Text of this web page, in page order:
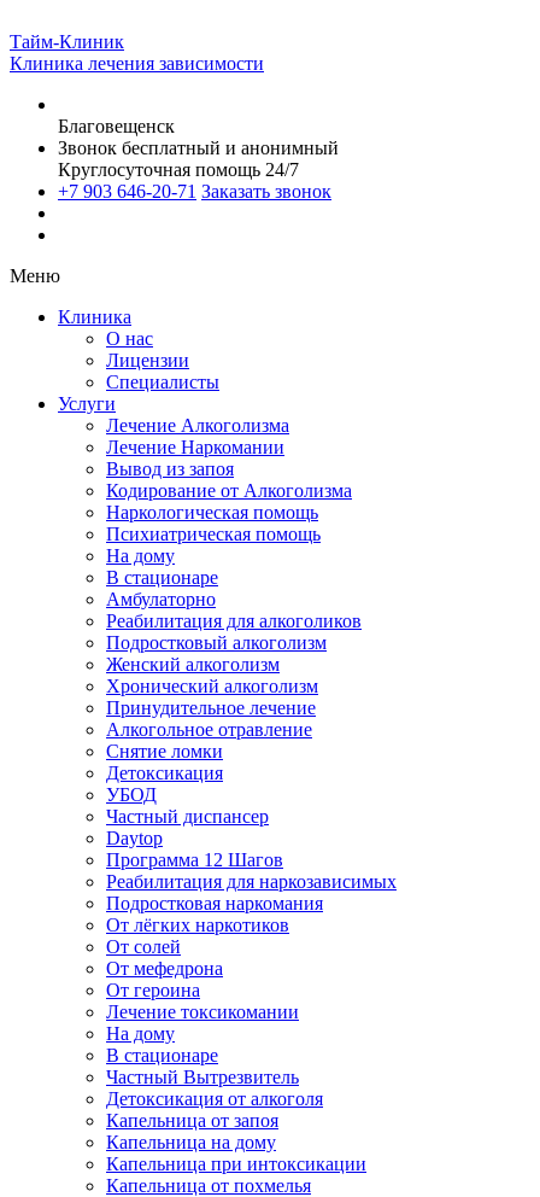
Тайм-Клиник
Клиника лечения зависимости
Благовещенск
Звонок бесплатный и анонимный
Круглосуточная помощь 24/7
+7 903 646-20-71 Заказать звонок
Меню
Клиника
О нас
Лицензии
Специалисты
Услуги
Лечение Алкоголизма
Лечение Наркомании
Вывод из запоя
Кодирование от Алкоголизма
Наркологическая помощь
Психиатрическая помощь
На дому
В стационаре
Амбулаторно
Реабилитация для алкоголиков
Подростковый алкоголизм
Женский алкоголизм
Хронический алкоголизм
Принудительное лечение
Алкогольное отравление
Снятие ломки
Детоксикация
УБОД
Частный диспансер
Daytop
Программа 12 Шагов
Реабилитация для наркозависимых
Подростковая наркомания
От лёгких наркотиков
От солей
От мефедрона
От героина
Лечение токсикомании
На дому
В стационаре
Частный Вытрезвитель
Детоксикация от алкоголя
Капельница от запоя
Капельница на дому
Капельница при интоксикации
Капельница от похмелья